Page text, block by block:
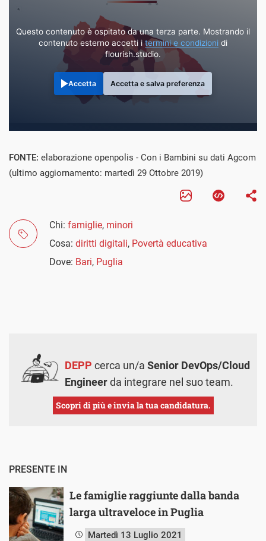
Questo contenuto è ospitato da una terza parte. Mostrando il
contenuto esterno accetti itermini e condizioni di
flourish.studio.
Accetta Accetta e salva preferenza
FONTE: elaborazione openpolis - Con i Bambini su dati Agcom
(ultimo aggiornamento: martedì 29 Ottobre 2019)
Chi: famiglie, minori
Cosa: diritti digitali, Povertà educativa
Dove: Bari, Puglia
DEPP cerca un/a Senior DevOps/Cloud
Engineerda integrare nel suo team.
Scopri di più e invia la tua candidatura.
PRESENTE IN
Le famiglie raggiunte dalla banda
larga ultraveloce in Puglia
Martedì 13 Luglio 2021